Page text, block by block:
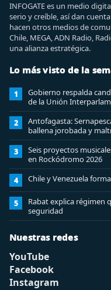
INFOGATE es un medio
serio y creíble, así dan
hacen otros medios de
Chile, MEGA, ADN Radio,
una alianza estratégica.
Lo más visto de la
1
Gobierno respalda
de la Unión
2
Antofagasta:
ballena jorobada y
3
Seis proyectos
en Rockódromo 2026
4 Chile y Venezuela
5
Rabat explica régimen
seguridad
Nuestras redes
YouTube
Facebook
Instagram